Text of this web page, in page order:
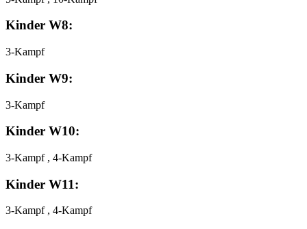
Kinder W8:
3-Kampf
Kinder W9:
3-Kampf
Kinder W10:
3-Kampf , 4-Kampf
Kinder W11:
3-Kampf , 4-Kampf